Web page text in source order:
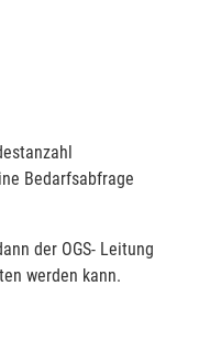
Bedarfsabfrage
der OGS- Leitung
werden kann.